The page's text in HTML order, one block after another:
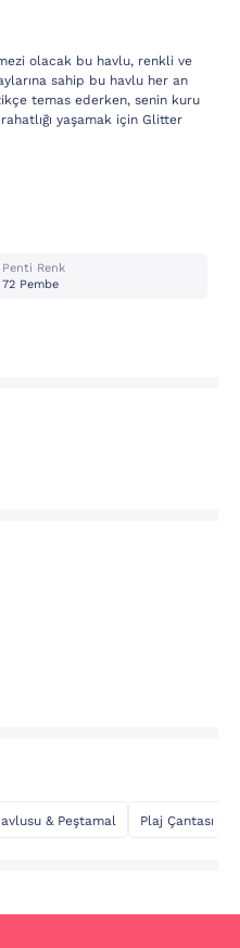
olacak bu havlu, renkli ve
sahip bu havlu her an
temas ederken, senin kuru
rahatlığı yaşamak için Glitter
Penti Renk
72 Pembe
& Peştamal Plaj Çantası